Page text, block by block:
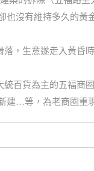
也沒有維持多久的黃
，生意遂走入黃昏
百貨為主的五福商
建…等，為老商圈重